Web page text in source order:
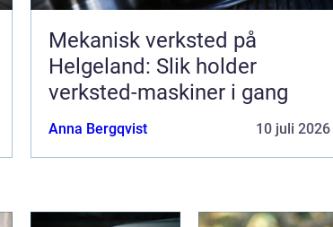
Mekanisk verksted på
Helgeland: Slik holder
verksted-maskiner i gang
Anna Bergqvist 10 juli 2026